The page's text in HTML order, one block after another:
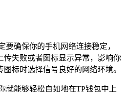
要确保你的手机网络连接稳定，
传失败或者图标显示异常，影响你
标时选择信号良好的网络环境。
就能够轻松自如地在TP钱包中上